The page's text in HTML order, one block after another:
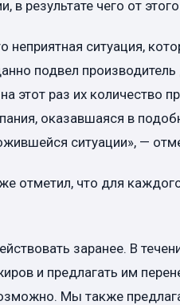
в результате чего от
неприятная ситуация,
подвел
этот раз их количество
оказавшаяся в
ситуации», —
отметил, что для
заранее. В
и предлагать им
Мы также